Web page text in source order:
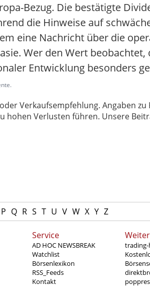
Bezug. Die bestätigte
die Hinweise auf
eine Nachricht über die
Wer den Wert
Entwicklung besonders
Verkaufsempfehlung. Angaben
hohen Verlusten führen. Unsere
P Q R S T U V W X Y Z
Service
AD HOC NEWSBREAK
Watchlist
Börsenlexikon
RSS_Feeds
Kontakt
trading-